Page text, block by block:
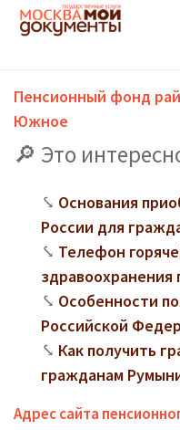
Пенсионный фонд
Южное
Это
Основания
России для
Телефон
здравоохранения
Особенности
Российской
Как получить
гражданам
Адрес сайта